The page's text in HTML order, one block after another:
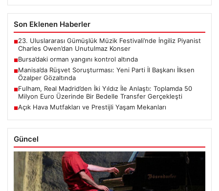
Son Eklenen Haberler
■23. Uluslararası Gümüşlük Müzik Festivali’nde İngiliz Piyanist
Charles Owen’dan Unutulmaz Konser
■Bursa’daki orman yangını kontrol altında
■Manisa’da Rüşvet Soruşturması: Yeni Parti İl Başkanı İlksen
Özalper Gözaltında
■Fulham, Real Madrid’den İki Yıldız İle Anlaştı: Toplamda 50
Milyon Euro Üzerinde Bir Bedelle Transfer Gerçekleşti
■Açık Hava Mutfakları ve Prestijli Yaşam Mekanları
Güncel